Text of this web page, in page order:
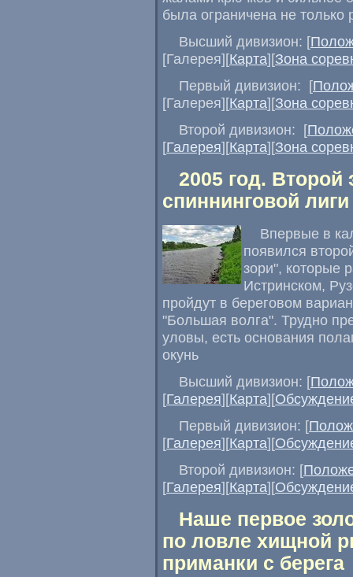
была ограничена не только
Высший дивизион: [
[Галерея][Карта][Зона
Первый дивизион: [
[Галерея][Карта][Зона
Второй дивизион: [
[Галерея][Карта][Зона
2005 год. Второй
спиннинговой
Впервые в
появился
зори", которые
Истринском,
пройдут в береговом
"Большая волга". Трудно
уловы, есть основания
окунь
Высший дивизион: [
[Галерея][Карта][
Первый дивизион: [
[Галерея][Карта][
Второй дивизион: [
[Галерея][Карта][
Наше первое
по ловле хищной
приманки с берега